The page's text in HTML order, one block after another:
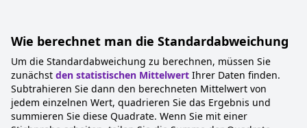
Wie berechnet man die Standardabweichung
Um die Standardabweichung zu berechnen, müssen Sie
zunächst den statistischen Mittelwert Ihrer Daten finden.
Subtrahieren Sie dann den berechneten Mittelwert von
jedem einzelnen Wert, quadrieren Sie das Ergebnis und
summieren Sie diese Quadrate. Wenn Sie mit einer